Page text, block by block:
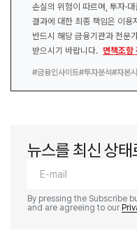
손실의 위험이 따르며, 투자·
결과에 대한 최종 책임은 이용
반드시 해당 금융기관과 전문
받으시기 바랍니다. 면책조
#금융인사이트#투자분석#자본
뉴스를 최신 상
By pressing the Subscribe
and are agreeing to our